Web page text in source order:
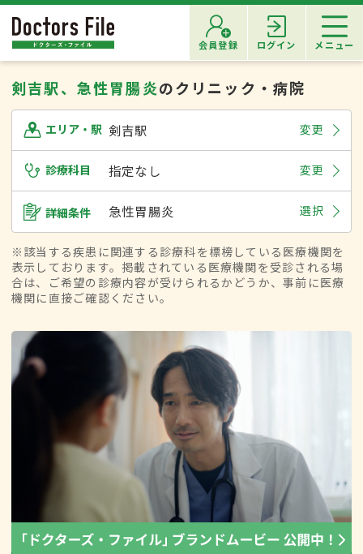
会員登録 ログイン メニュー
剣吉駅、急性胃腸炎のクリニック・病院
エリア・駅 剣吉駅 変更
診療科目 指定なし 変更
詳細条件 急性胃腸炎 選択
※該当する疾患に関連する診療科を標榜している医療機関を
表示しております。掲載されている医療機関を受診される場
合は、ご希望の診療内容が受けられるかどうか、事前に医療
機関に直接ご確認ください。